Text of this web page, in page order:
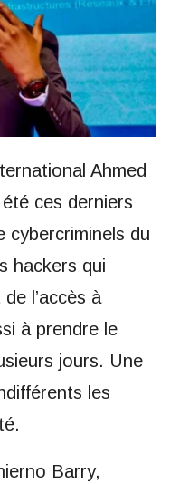
Ahmed
ces derniers
cybercriminels du
hackers qui
l’accès à
à prendre le
jours. Une
les
Barry,